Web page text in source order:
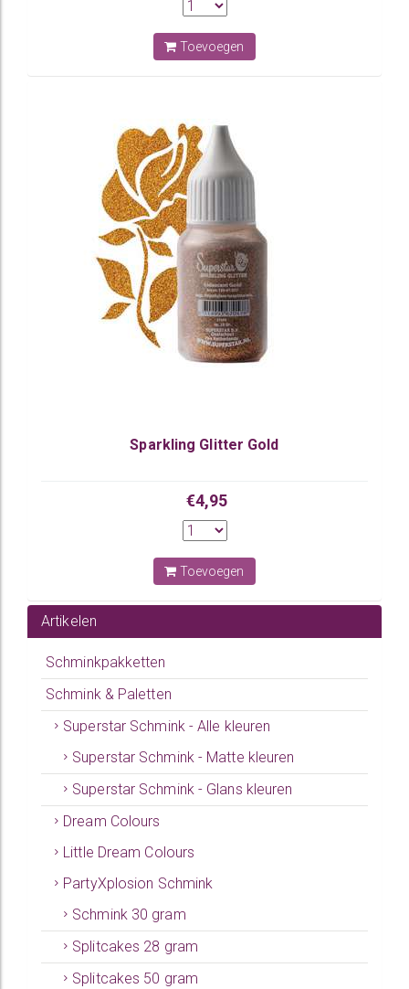
Toevoegen
Sparkling Glitter Gold
€4,95
Toevoegen
Artikelen
Schminkpakketten
Schmink & Paletten
Superstar Schmink - Alle kleuren
Superstar Schmink - Matte kleuren
Superstar Schmink - Glans kleuren
Dream Colours
Little Dream Colours
PartyXplosion Schmink
Schmink 30 gram
Splitcakes 28 gram
Splitcakes 50 gram